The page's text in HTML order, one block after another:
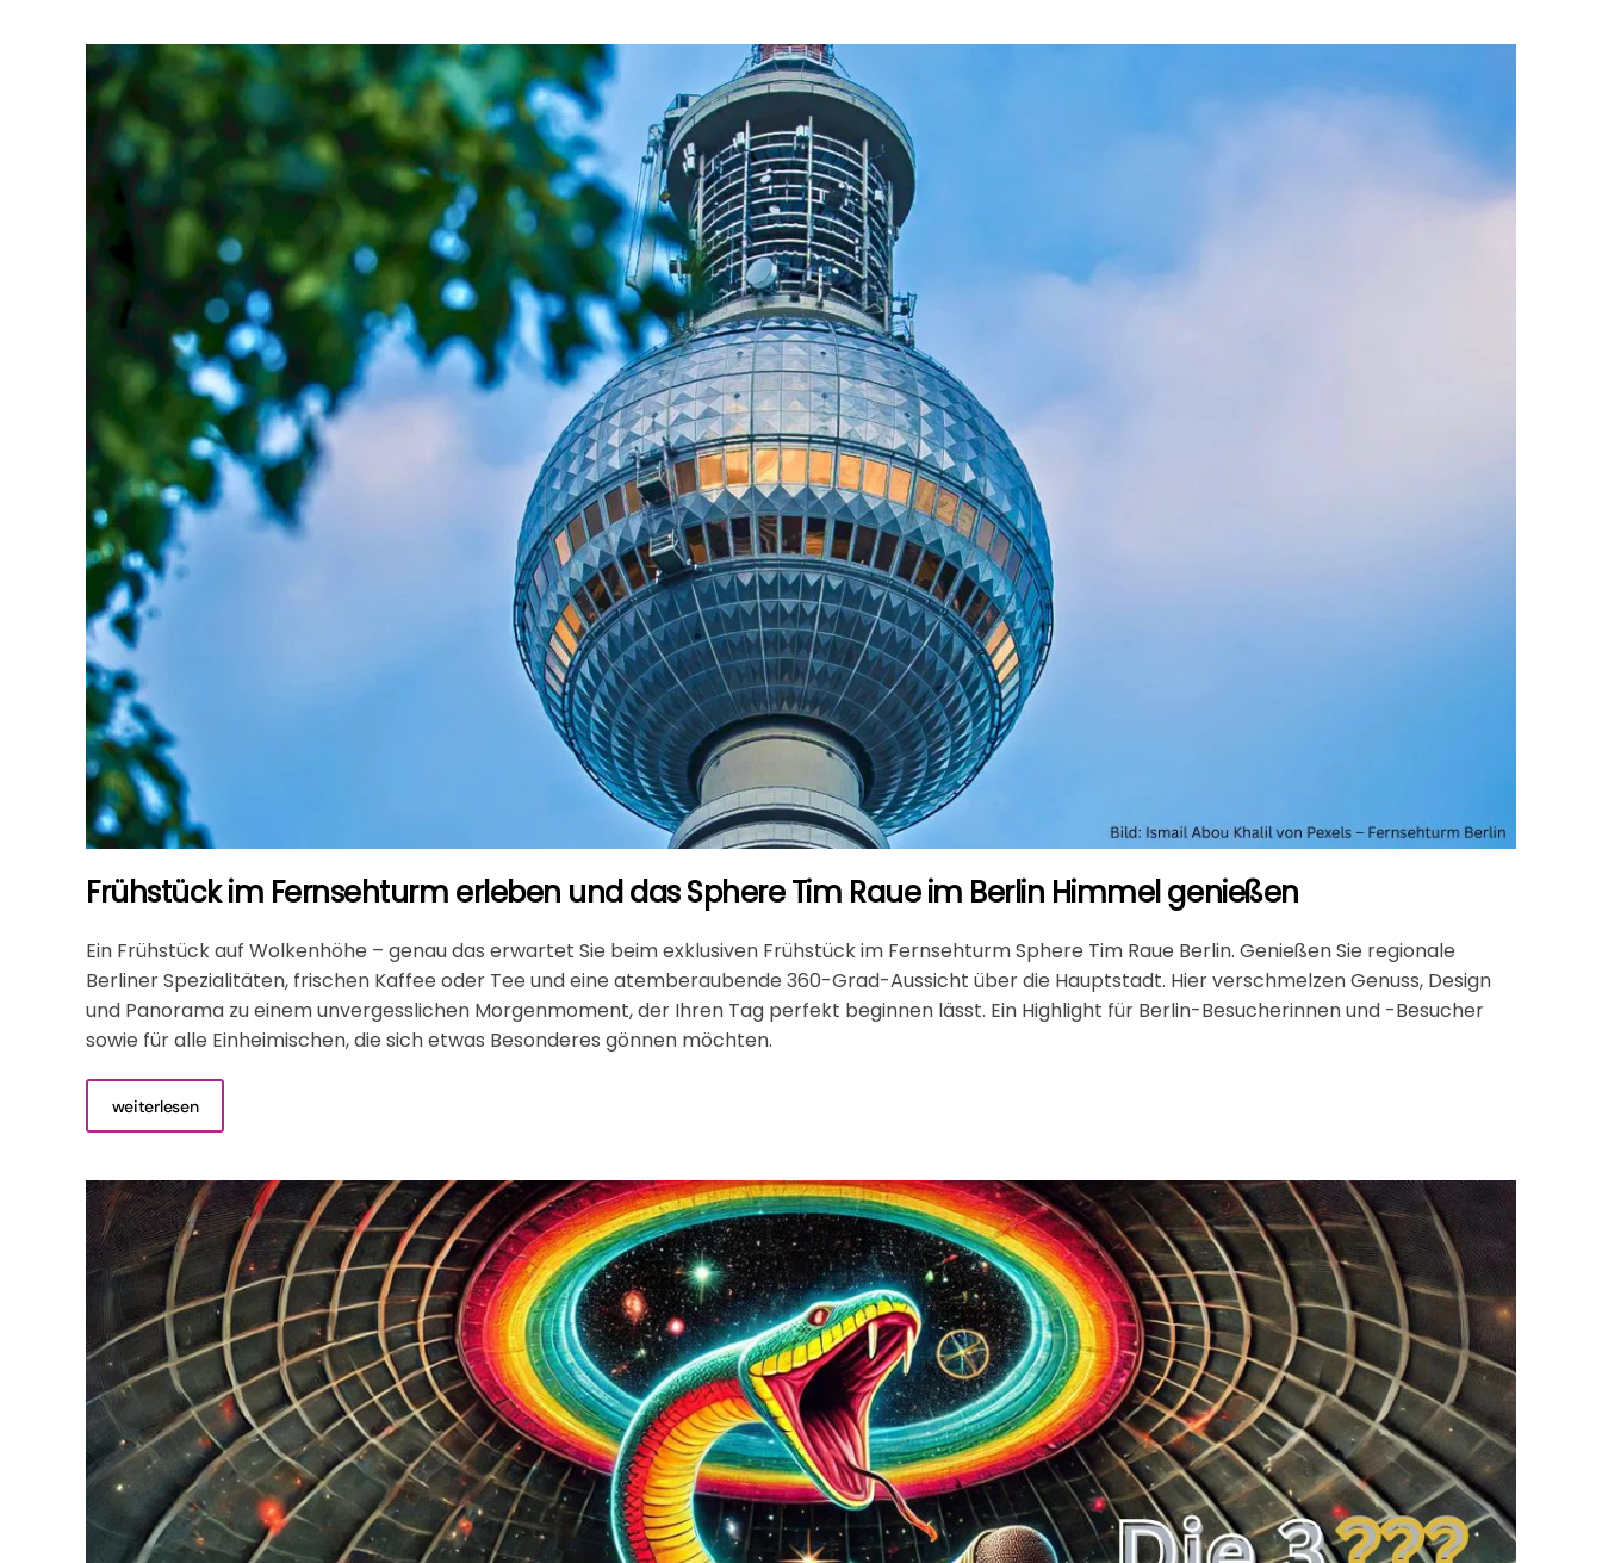
Frühstück im Fernsehturm erleben und das Sphere Tim Raue im Berlin Himmel genießen
Ein Frühstück auf Wolkenhöhe – genau das erwartet Sie beim exklusiven Frühstück im Fernsehturm Sphere Tim Raue Berlin. Genießen Sie regionale
Berliner Spezialitäten, frischen Kaffee oder Tee und eine atemberaubende 360-Grad-Aussicht über die Hauptstadt. Hier verschmelzen Genuss, Design
und Panorama zu einem unvergesslichen Morgenmoment, der Ihren Tag perfekt beginnen lässt. Ein Highlight für Berlin-Besucherinnen und -Besucher
sowie für alle Einheimischen, die sich etwas Besonderes gönnen möchten.
weiterlesen